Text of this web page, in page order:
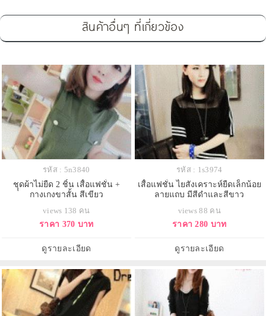
สินค้าอื่นๆ ที่เกี่ยวข้อง
รหัส : 5n3840
ชุุดผ้าไม่ยืด 2 ชิ้น เสื้อแฟชั่น +
กางเกงขาสั้น สีเขียว
views 138 คน
ราคา 370 บาท
ดูรายละเอียด
รหัส : 1s3974
เสื้อแฟชั่น ไยสังเคราะห์ยืดเล็กน้อย
ลายแถบ มีสีดำและสีขาว
views 88 คน
ราคา 280 บาท
ดูรายละเอียด